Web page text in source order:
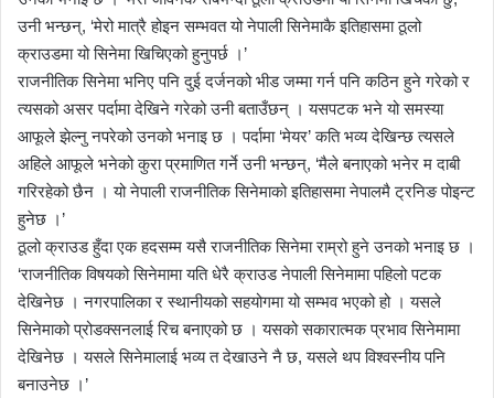
उनी भन्छन्, ‘मेरो मात्रै होइन सम्भवत यो नेपाली सिनेमाकै इतिहासमा ठूलो
क्राउडमा यो सिनेमा खिचिएको हुनुपर्छ ।’
राजनीतिक सिनेमा भनिए पनि दुई दर्जनको भीड जम्मा गर्न पनि कठिन हुने गरेको र
त्यसको असर पर्दामा देखिने गरेको उनी बताउँछन् । यसपटक भने यो समस्या
आफूले झेल्नु नपरेको उनको भनाइ छ । पर्दामा ‘मेयर’ कति भव्य देखिन्छ त्यसले
अहिले आफूले भनेको कुरा प्रमाणित गर्ने उनी भन्छन्, ‘मैले बनाएको भनेर म दाबी
गरिरहेको छैन । यो नेपाली राजनीतिक सिनेमाको इतिहासमा नेपालमै ट्रनिङ पोइन्ट
हुनेछ ।’
ठूलो क्राउड हुँदा एक हदसम्म यसै राजनीतिक सिनेमा राम्रो हुने उनको भनाइ छ ।
‘राजनीतिक विषयको सिनेमामा यति धेरै क्राउड नेपाली सिनेमामा पहिलो पटक
देखिनेछ । नगरपालिका र स्थानीयको सहयोगमा यो सम्भव भएको हो । यसले
सिनेमाको प्रोडक्सनलाई रिच बनाएको छ । यसको सकारात्मक प्रभाव सिनेमामा
देखिनेछ । यसले सिनेमालाई भव्य त देखाउने नै छ, यसले थप विश्वस्नीय पनि
बनाउनेछ ।’